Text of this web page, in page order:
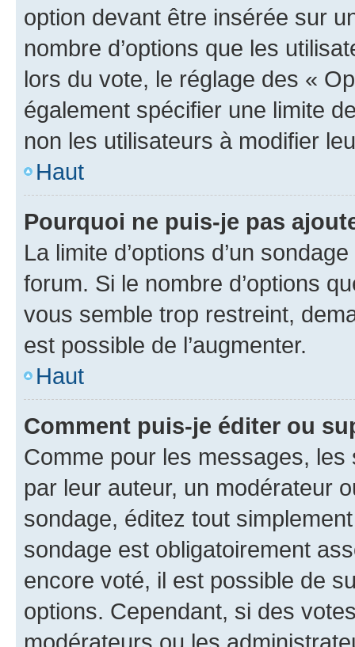
option devant être insérée sur
nombre d’options que les
lors du vote, le réglage des «
également spécifier une limite
non les utilisateurs à modifier
Haut
Pourquoi ne puis-je pas
La limite d’options d’un
forum. Si le nombre d’options
vous semble trop restreint,
est possible de l’augmenter.
Haut
Comment puis-je éditer ou
Comme pour les messages,
par leur auteur, un modérateur
sondage, éditez tout
sondage est obligatoirement
encore voté, il est possible de
options. Cependant, si des